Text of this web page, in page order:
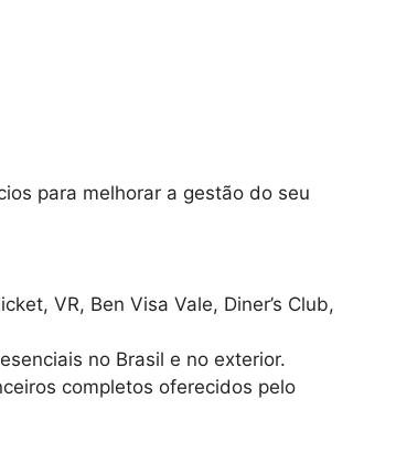
para melhorar a gestão do seu
VR, Ben Visa Vale, Diner’s Club,
no Brasil e no exterior.
completos oferecidos pelo